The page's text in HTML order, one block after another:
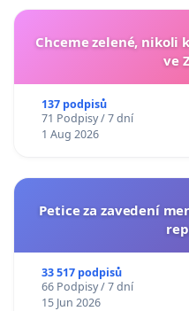
Chceme zelené, nikoli
ve
137 podpisů
71 Podpisy / 7 dní
1 Aug 2026
Petice za zavedení
33 517 podpisů
66 Podpisy / 7 dní
15 Jun 2026